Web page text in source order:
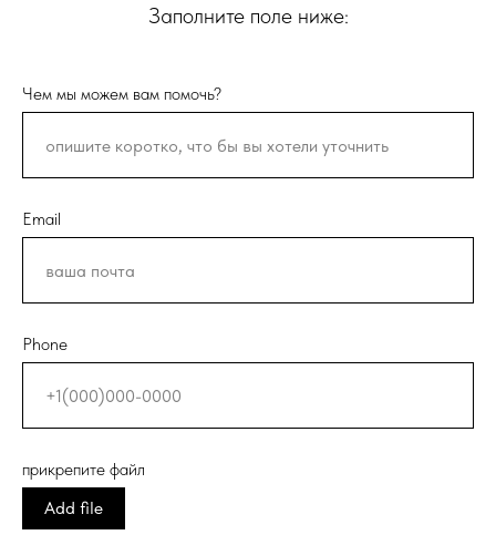
Заполните поле ниже:
Чем мы можем вам помочь?
Email
Phone
прикрепите файл
Add file